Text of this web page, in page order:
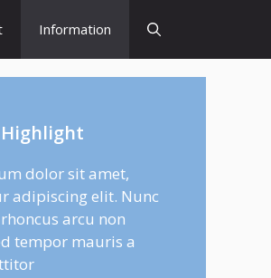
Information
dolor sit amet,
adipiscing elit. Nunc
arcu non
tempor mauris a